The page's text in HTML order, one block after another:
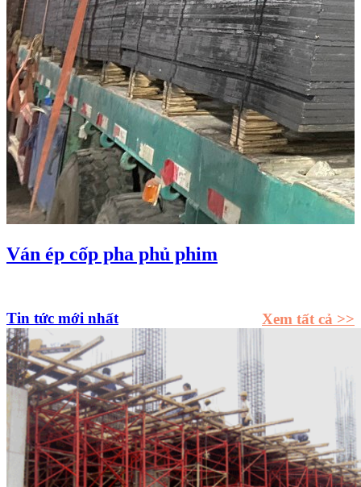
Ván ép cốp pha phủ phim
Tin tức mới nhất Xem tất cả >>